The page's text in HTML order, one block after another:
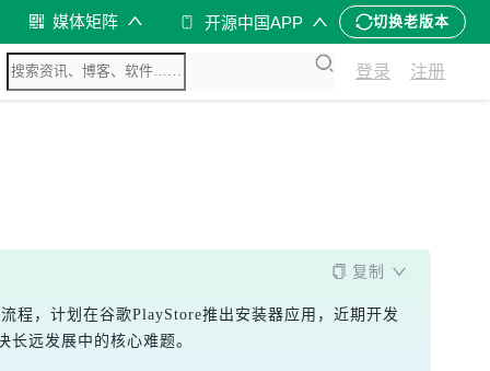
媒体矩阵 开源中国APP 切换老版本
登录 注册
复制
程，计划在谷歌PlayStore推出安装器应用，近期开发
远发展中的核心难题。